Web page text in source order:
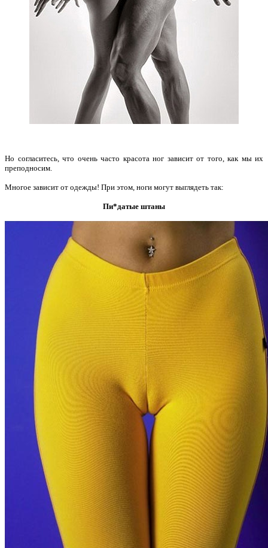
Но согласитесь, что очень часто красота ног зависит от того, как мы их
преподносим.
Многое зависит от одежды! При этом, ноги могут выглядеть так:
Пи*датые штаны